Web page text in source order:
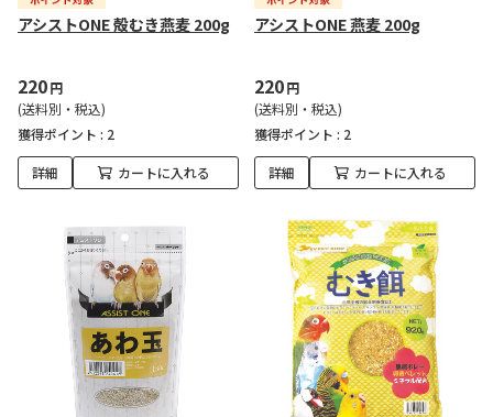
アシストONE 殻むき燕麦 200g
220円
(送料別・税込)
獲得ポイント : 2
詳細 カートに入れる
アシストONE 燕麦 200g
220円
(送料別・税込)
獲得ポイント : 2
詳細 カートに入れる